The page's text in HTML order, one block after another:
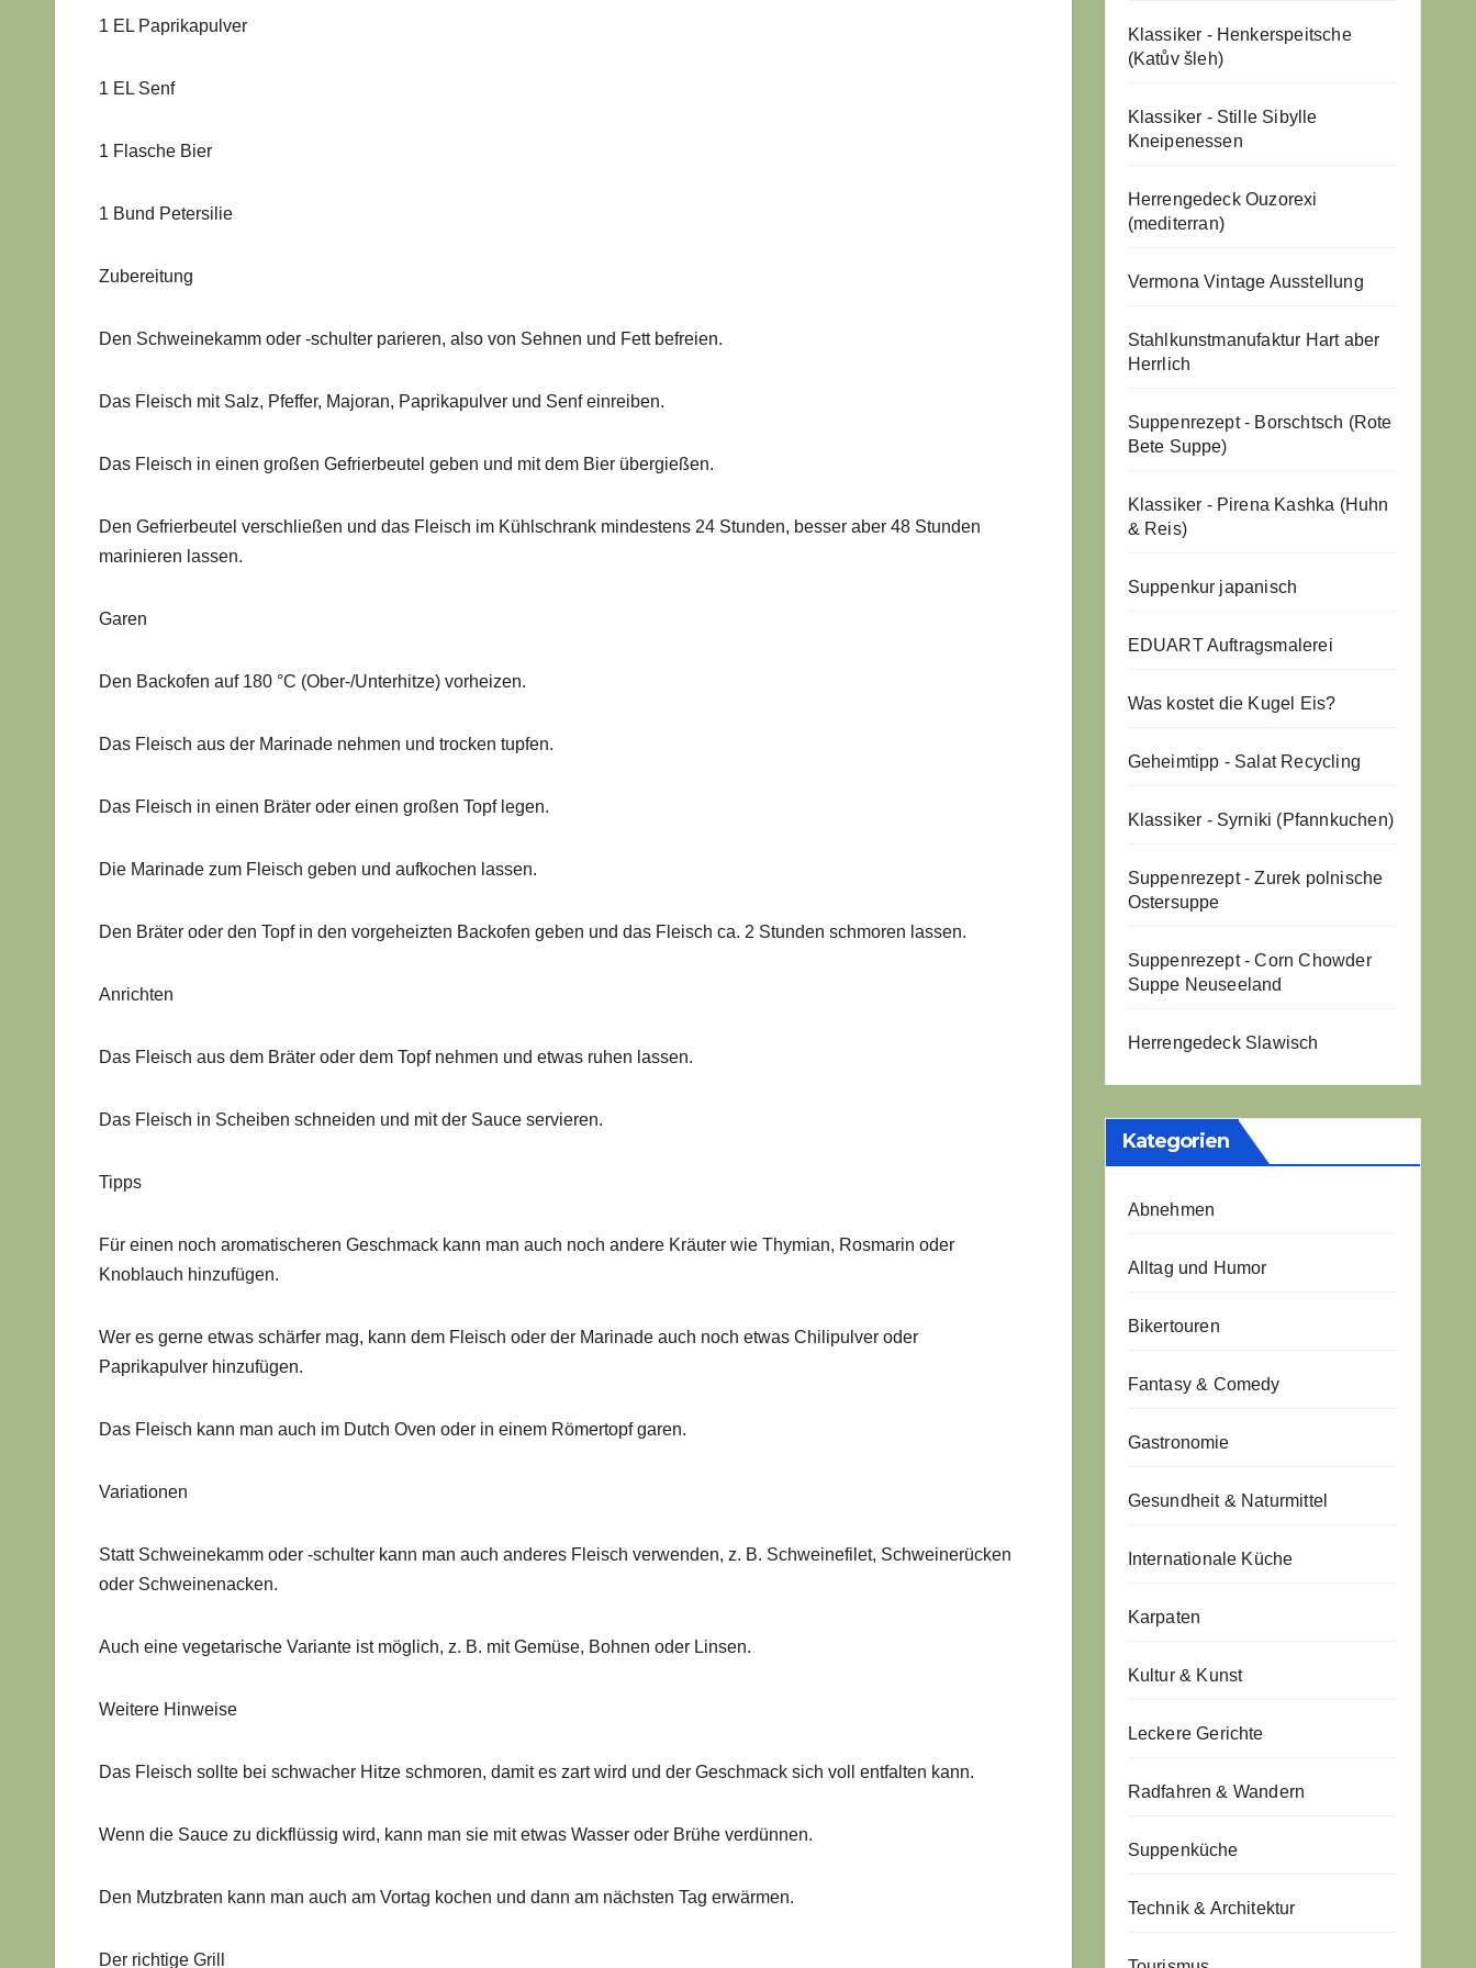
1 EL Paprikapulver
1 EL Senf
1 Flasche Bier
1 Bund Petersilie
Zubereitung
Den Schweinekamm oder -schulter parieren, also von Sehnen und Fett befreien.
Das Fleisch mit Salz, Pfeffer, Majoran, Paprikapulver und Senf einreiben.
Das Fleisch in einen großen Gefrierbeutel geben und mit dem Bier übergießen.
Den Gefrierbeutel verschließen und das Fleisch im Kühlschrank mindestens 24 Stunden, besser aber 48 Stunden
marinieren lassen.
Garen
Den Backofen auf 180 °C (Ober-/Unterhitze) vorheizen.
Das Fleisch aus der Marinade nehmen und trocken tupfen.
Das Fleisch in einen Bräter oder einen großen Topf legen.
Die Marinade zum Fleisch geben und aufkochen lassen.
Den Bräter oder den Topf in den vorgeheizten Backofen geben und das Fleisch ca. 2 Stunden schmoren lassen.
Anrichten
Das Fleisch aus dem Bräter oder dem Topf nehmen und etwas ruhen lassen.
Das Fleisch in Scheiben schneiden und mit der Sauce servieren.
Tipps
Für einen noch aromatischeren Geschmack kann man auch noch andere Kräuter wie Thymian, Rosmarin oder
Knoblauch hinzufügen.
Wer es gerne etwas schärfer mag, kann dem Fleisch oder der Marinade auch noch etwas Chilipulver oder
Paprikapulver hinzufügen.
Das Fleisch kann man auch im Dutch Oven oder in einem Römertopf garen.
Variationen
Statt Schweinekamm oder -schulter kann man auch anderes Fleisch verwenden, z. B. Schweinefilet, Schweinerücken
oder Schweinenacken.
Auch eine vegetarische Variante ist möglich, z. B. mit Gemüse, Bohnen oder Linsen.
Weitere Hinweise
Das Fleisch sollte bei schwacher Hitze schmoren, damit es zart wird und der Geschmack sich voll entfalten kann.
Wenn die Sauce zu dickflüssig wird, kann man sie mit etwas Wasser oder Brühe verdünnen.
Den Mutzbraten kann man auch am Vortag kochen und dann am nächsten Tag erwärmen.
Der richtige Grill
Klassiker - Henkerspeitsche
(Katův šleh)
Klassiker - Stille Sibylle
Kneipenessen
Herrengedeck Ouzorexi
(mediterran)
Vermona Vintage Ausstellung
Stahlkunstmanufaktur Hart aber
Herrlich
Suppenrezept - Borschtsch (Rote
Bete Suppe)
Klassiker - Pirena Kashka (Huhn
& Reis)
Suppenkur japanisch
EDUART Auftragsmalerei
Was kostet die Kugel Eis?
Geheimtipp - Salat Recycling
Klassiker - Syrniki (Pfannkuchen)
Suppenrezept - Zurek polnische
Ostersuppe
Suppenrezept - Corn Chowder
Suppe Neuseeland
Herrengedeck Slawisch
Kategorien
Abnehmen
Alltag und Humor
Bikertouren
Fantasy & Comedy
Gastronomie
Gesundheit & Naturmittel
Internationale Küche
Karpaten
Kultur & Kunst
Leckere Gerichte
Radfahren & Wandern
Suppenküche
Technik & Architektur